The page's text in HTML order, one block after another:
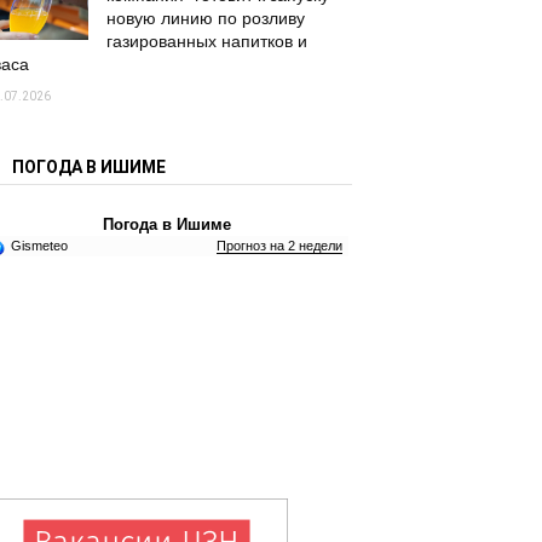
новую линию по розливу
газированных напитков и
ПОГОДА В ИШИМЕ
Погода в Ишиме
Gismeteo Прогноз на 2 недели